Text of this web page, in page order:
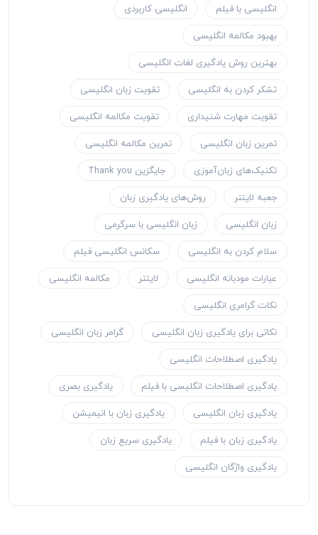
انگلیسی با فیلم
انگلیسی کاربردی
بهبود مکالمه انگلیسی
بهترین روش یادگیری لغات انگلیسی
تشکر کردن به انگلیسی
تقویت زبان انگلیسی
تقویت مهارت شنیداری
تقویت مکالمه انگلیسی
تمرین زبان انگلیسی
تمرین مکالمه انگلیسی
تکنیک‌های زبان‌آموزی
جایگزین Thank you
جعبه لایتنر
روش‌های یادگیری زبان
زبان انگلیسی
زبان انگلیسی با سرگرمی
سلام کردن به انگلیسی
سکانس انگلیسی فیلم
عبارات مودبانه انگلیسی
لایتنر
مکالمه انگلیسی
نکات گرامری انگلیسی
نکاتی برای یادگیری زبان انگلیسی
گرامر زبان انگلیسی
یادگیری اصطلاحات انگلیسی
یادگیری اصطلاحات انگلیسی با فیلم
یادگیری بصری
یادگیری زبان انگلیسی
یادگیری زبان با انیمیشن
یادگیری زبان با فیلم
یادگیری سریع زبان
یادگیری واژگان انگلیسی